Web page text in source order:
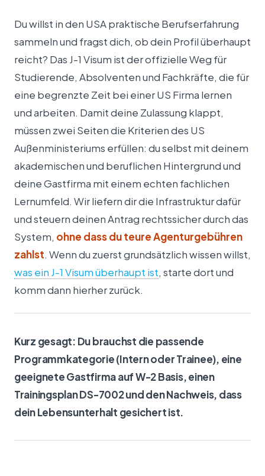
Du willst in den USA praktische Berufserfahrung
sammeln und fragst dich, ob dein Profil überhaupt
reicht? Das J-1 Visum ist der offizielle Weg für
Studierende, Absolventen und Fachkräfte, die für
eine begrenzte Zeit bei einer US Firma lernen
und arbeiten. Damit deine Zulassung klappt,
müssen zwei Seiten die Kriterien des US
Außenministeriums erfüllen: du selbst mit deinem
akademischen und beruflichen Hintergrund und
deine Gastfirma mit einem echten fachlichen
Lernumfeld. Wir liefern dir die Infrastruktur dafür
und steuern deinen Antrag rechtssicher durch das
System, ohne dass du teure Agenturgebühren
zahlst. Wenn du zuerst grundsätzlich wissen willst,
was ein J-1 Visum überhaupt ist, starte dort und
komm dann hierher zurück.
Kurz gesagt: Du brauchst die passende
Programmkategorie (Intern oder Trainee), eine
geeignete Gastfirma auf W-2 Basis, einen
Trainingsplan DS-7002 und den Nachweis, dass
dein Lebensunterhalt gesichert ist.